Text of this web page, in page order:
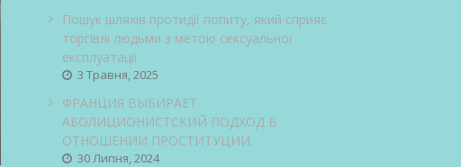
Пошук шляхів протидії попиту, який сприяє
торгівлі людьми з метою сексуальної
експлуатації
3 Травня, 2025
ФРАНЦИЯ ВЫБИРАЕТ
АБОЛИЦИОНИСТСКИЙ ПОДХОД В
ОТНОШЕНИИ ПРОСТИТУЦИИ.
30 Липня, 2024